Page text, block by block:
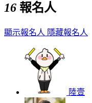
16 報名人
顯示報名人 隱藏報名人
陸壹